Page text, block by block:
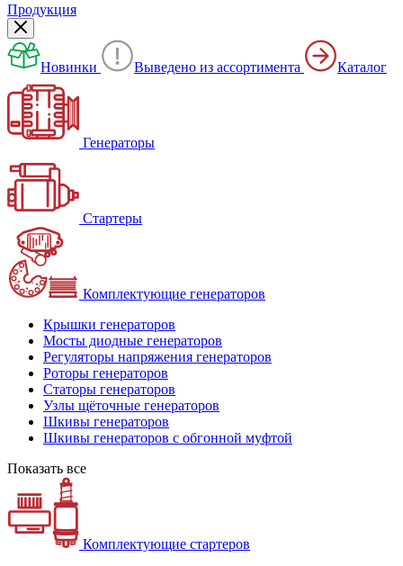
Продукция
Новинки Выведено из ассортимента Каталог
Генераторы
Стартеры
Комплектующие генераторов
Крышки генераторов
Мосты диодные генераторов
Регуляторы напряжения генераторов
Роторы генераторов
Статоры генераторов
Узлы щёточные генераторов
Шкивы генераторов
Шкивы генераторов с обгонной муфтой
Показать все
Комплектующие стартеров